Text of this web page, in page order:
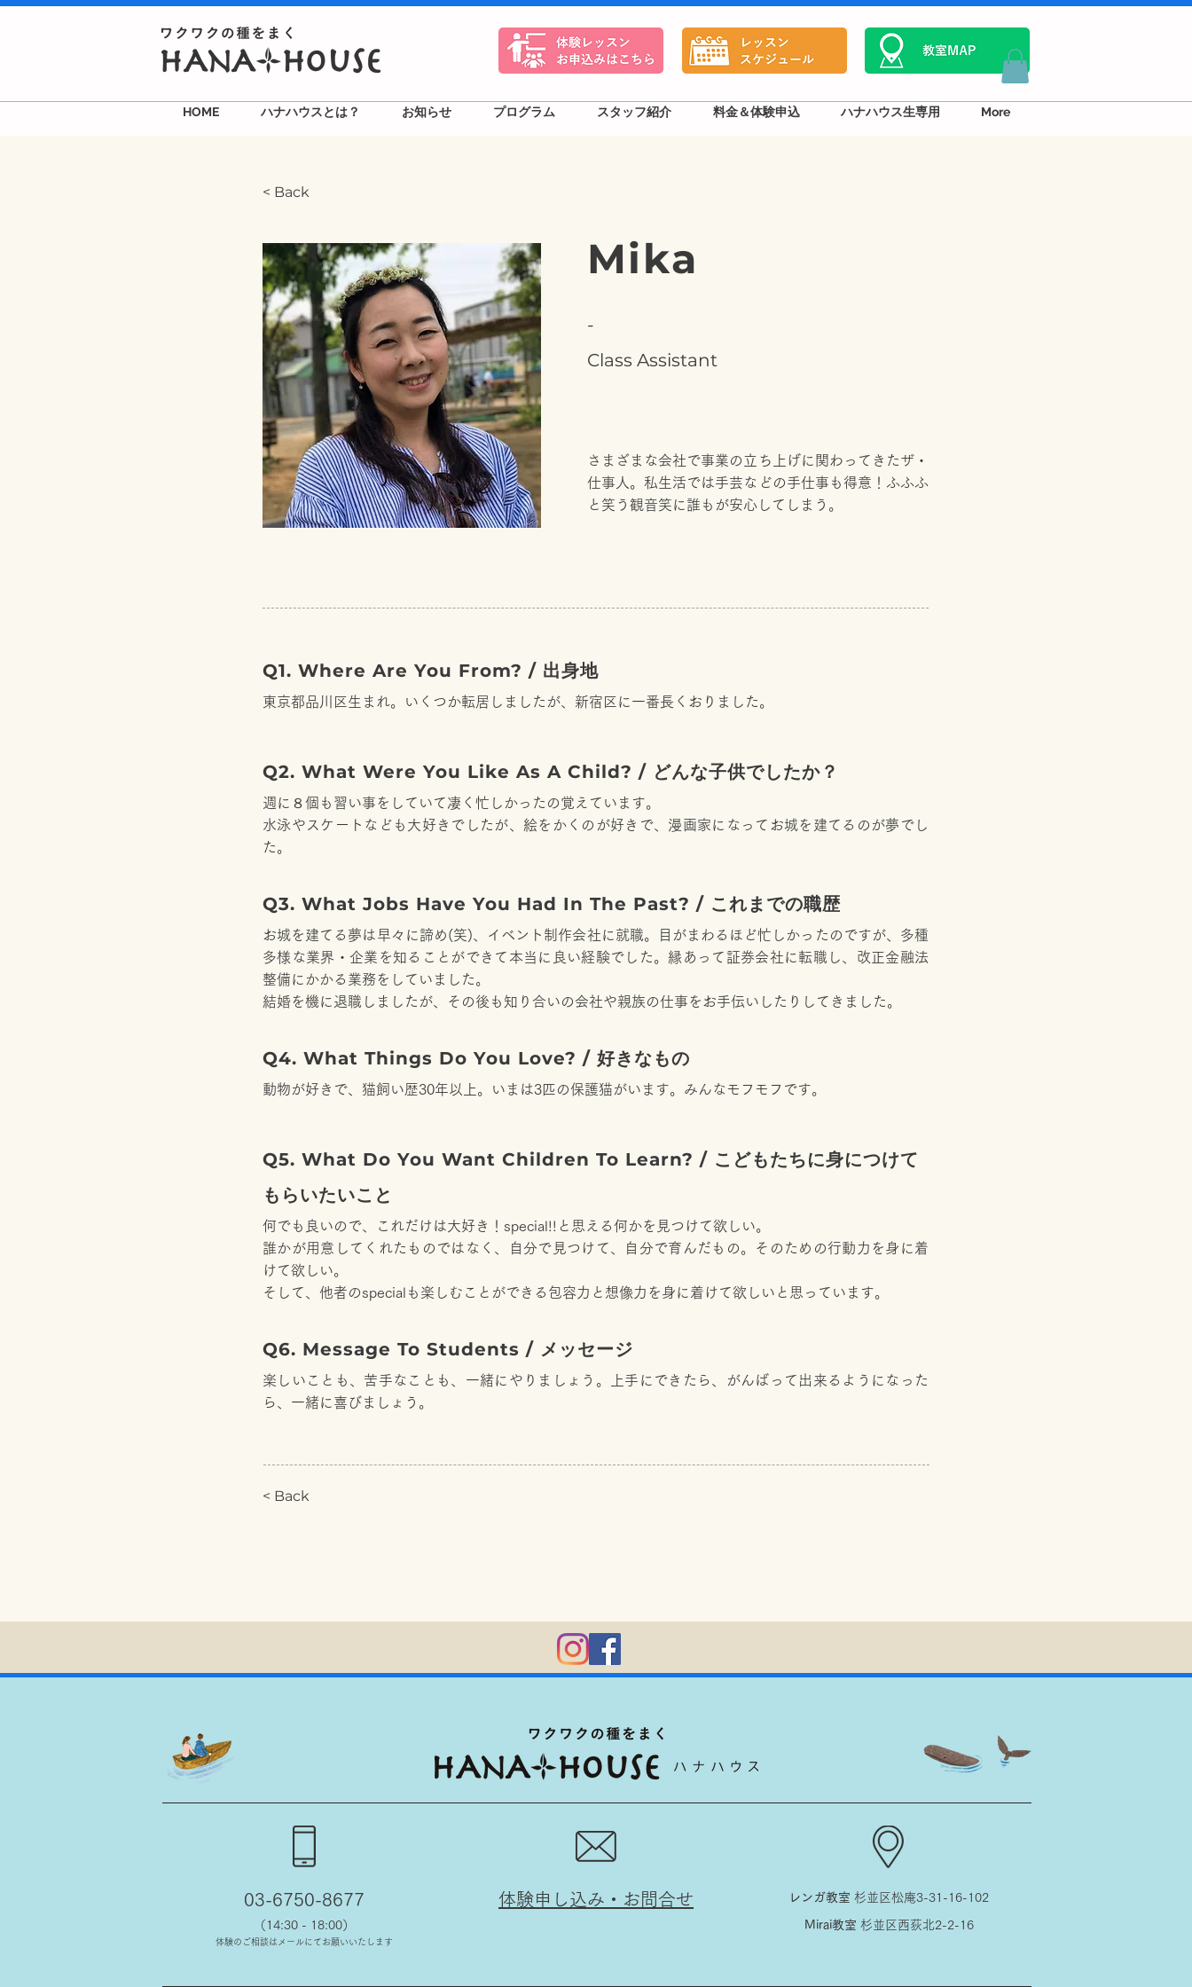
HOME ハナハウスとは？ お知らせ プログラム スタッフ紹介 料金＆体験申込 ハナハウス生専用 More
< Back
Mika
-
Class Assistant
さまざまな会社で事業の立ち上げに関わってきたザ・
仕事人。私生活では手芸などの手仕事も得意！ふふふ
と笑う観音笑に誰もが安心してしまう。
Q1. Where Are You From? / 出身地
東京都品川区生まれ。いくつか転居しましたが、新宿区に一番長くおりました。
Q2. What Were You Like As A Child? / どんな子供でしたか？
週に８個も習い事をしていて凄く忙しかったの覚えています。
水泳やスケートなども大好きでしたが、絵をかくのが好きで、漫画家になってお城を建てるのが夢でし
た。
Q3. What Jobs Have You Had In The Past? / これまでの職歴
お城を建てる夢は早々に諦め(笑)、イベント制作会社に就職。目がまわるほど忙しかったのですが、多種
多様な業界・企業を知ることができて本当に良い経験でした。縁あって証券会社に転職し、改正金融法
整備にかかる業務をしていました。
結婚を機に退職しましたが、その後も知り合いの会社や親族の仕事をお手伝いしたりしてきました。
Q4. What Things Do You Love? / 好きなもの
動物が好きで、猫飼い歴30年以上。いまは3匹の保護猫がいます。みんなモフモフです。
Q5. What Do You Want Children To Learn? / こどもたちに身につけて
もらいたいこと
何でも良いので、これだけは大好き！special!!と思える何かを見つけて欲しい。
誰かが用意してくれたものではなく、自分で見つけて、自分で育んだもの。そのための行動力を身に着
けて欲しい。
そして、他者のspecialも楽しむことができる包容力と想像力を身に着けて欲しいと思っています。
Q6. Message To Students / メッセージ
楽しいことも、苦手なことも、一緒にやりましょう。上手にできたら、がんばって出来るようになった
ら、一緒に喜びましょう。
< Back
03-6750-8677
（14:30 - 18:00）
体験のご相談はメールにてお願いいたします
体験申し込み・お問合せ レンガ教室 杉並区松庵3-31-16-102
Mirai教室 杉並区西荻北2-2-16